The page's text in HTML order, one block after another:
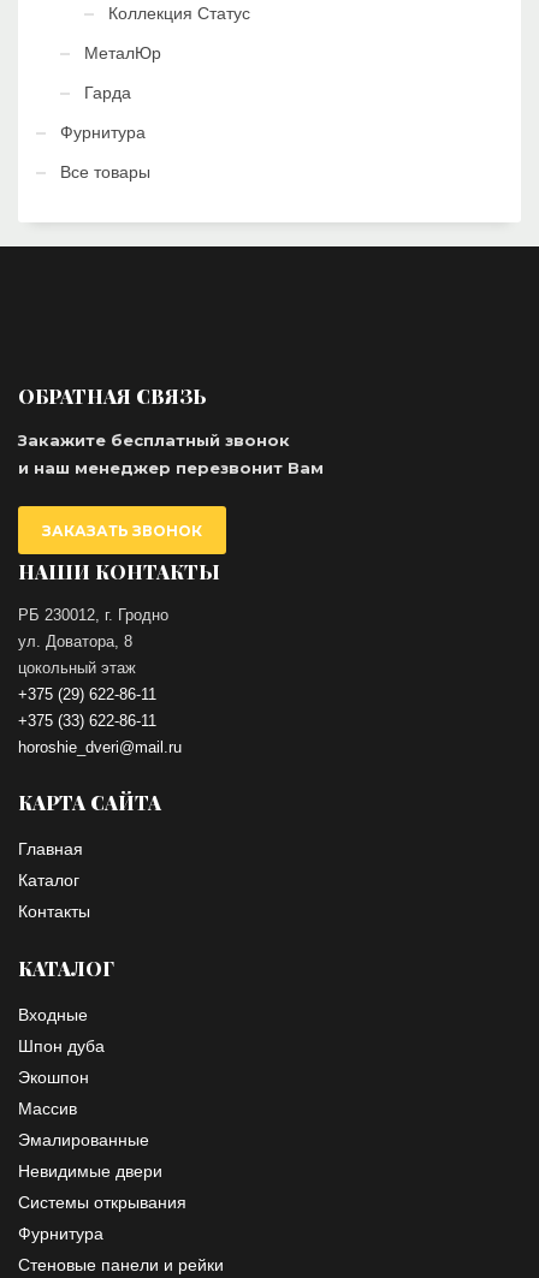
Коллекция Статус
МеталЮр
Гарда
Фурнитура
Все товары
ОБРАТНАЯ СВЯЗЬ
Закажите бесплатный звонок
и наш менеджер перезвонит Вам
ЗАКАЗАТЬ ЗВОНОК
НАШИ КОНТАКТЫ
РБ 230012, г. Гродно
ул. Доватора, 8
цокольный этаж
+375 (29) 622-86-11
+375 (33) 622-86-11
horoshie_dveri@mail.ru
КАРТА САЙТА
Главная
Каталог
Контакты
КАТАЛОГ
Входные
Шпон дуба
Экошпон
Массив
Эмалированные
Невидимые двери
Системы открывания
Фурнитура
Стеновые панели и рейки